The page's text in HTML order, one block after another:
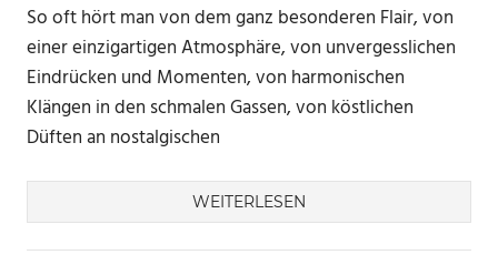
So oft hört man von dem ganz besonderen Flair, von
einer einzigartigen Atmosphäre, von unvergesslichen
Eindrücken und Momenten, von harmonischen
Klängen in den schmalen Gassen, von köstlichen
Düften an nostalgischen
WEITERLESEN